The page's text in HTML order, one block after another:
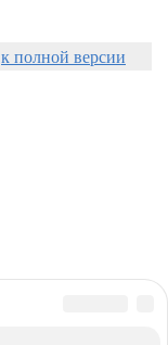
к полной версии